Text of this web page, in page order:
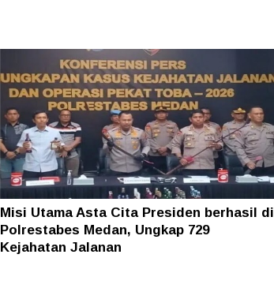
Misi Utama Asta Cita Presiden berhasil di
Polrestabes Medan, Ungkap 729
Kejahatan Jalanan